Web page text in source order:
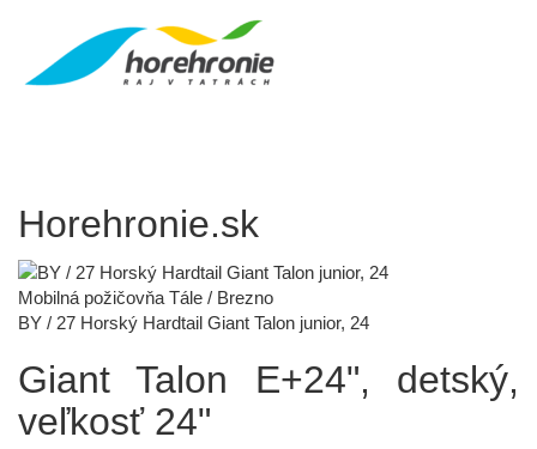
Horehronie.sk
Mobilná požičovňa Tále / Brezno
BY / 27 Horský Hardtail Giant Talon junior, 24
Giant Talon E+24", detský,
veľkosť 24"